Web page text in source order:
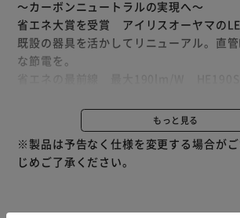
～カーボンニュートラルの実現へ～
省エネ大賞を受賞 アイリスオーヤマの
既設の器具を活かしてリニューアル。直
な節電を。
◆大幅な省エネを実現
空間に必要な明かりを確保しながら消費
従来の蛍光灯はもちろん数年前の直管
イルクス190Sに換えることで電気代を大
もっと見る
※製品は予告なく仕様を変更する場合が
じめご了承ください。